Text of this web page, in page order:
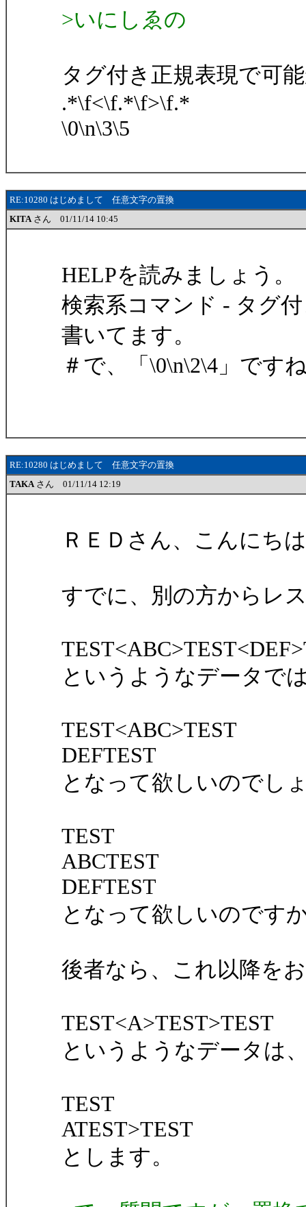
>いにしゑの
タグ付き正規表現で可
.*\f<\f.*\f>\f.*
\0\n\3\5
RE:10280 はじめまして 任意文字の置換
KITAさん 01/11/14 10:45
HELPを読みましょう。
検索系コマンド - タグ
書いてます。
＃で、「\0\n\2\4」です
RE:10280 はじめまして 任意文字の置換
TAKAさん 01/11/14 12:19
ＲＥＤさん、こんにち
すでに、別の方からレ
というようなデータで
TEST<ABC>TEST
DEFTEST
となって欲しいのでし
TEST
ABCTEST
DEFTEST
となって欲しいのです
後者なら、これ以降を
TEST<A>TEST>TEST
というようなデータは
TEST
ATEST>TEST
とします。